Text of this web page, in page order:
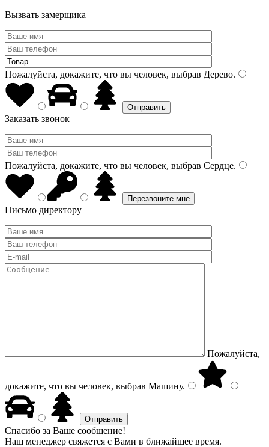
Вызвать замерщика
Пожалуйста, докажите, что вы человек, выбрав Дерево.
Заказать звонок
Пожалуйста, докажите, что вы человек, выбрав Сердце.
Письмо директору
Пожалуйста,
докажите, что вы человек, выбрав Машину.
Спасибо за Ваше сообщение!
Наш менеджер свяжется с Вами в ближайшее время.